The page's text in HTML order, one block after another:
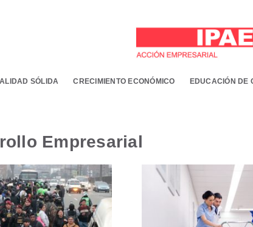
SÓLIDA CRECIMIENTO ECONÓMICO EDUCACIÓN DE
Empresarial